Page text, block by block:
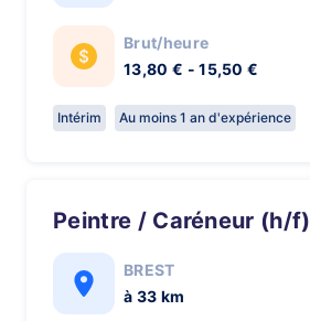
Brut/heure
13,80 € - 15,50 €
Intérim Au moins 1 an d'expérience
Peintre / Caréneur (h/f)
BREST
à 33 km